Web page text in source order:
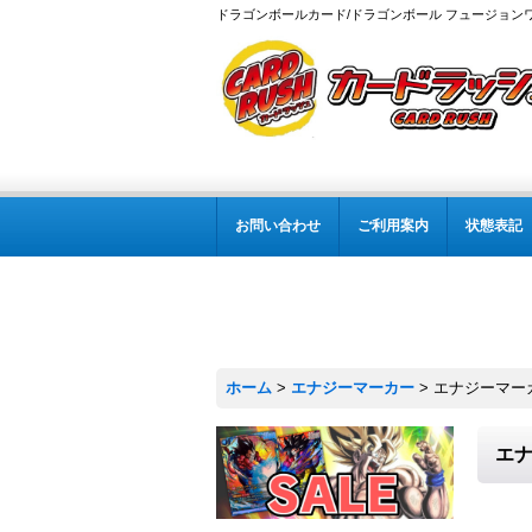
ドラゴンボールカード/ドラゴンボール フュージョン
お問い合わせ ご利用案内 状態表記
ホーム > エナジーマーカー > エナジーマ
エ